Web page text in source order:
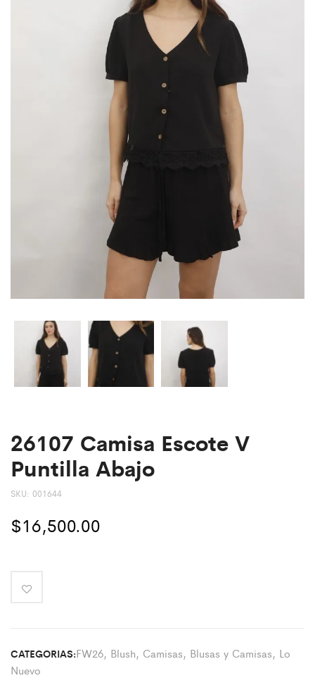
26107 Camisa Escote V
Puntilla Abajo
SKU: 001644
$16,500.00
CATEGORIAS:FW26, Blush, Camisas, Blusas y Camisas, Lo
Nuevo